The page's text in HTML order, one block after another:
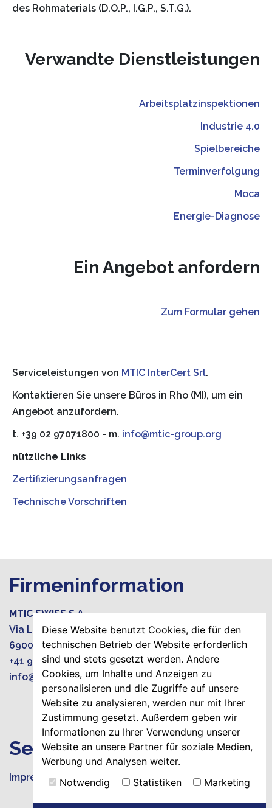
des Rohmaterials (D.O.P., I.G.P., S.T.G.).
Verwandte Dienstleistungen
Arbeitsplatzinspektionen
Industrie 4.0
Spielbereiche
Terminverfolgung
Moca
Energie-Diagnose
Ein Angebot anfordern
Zum Formular gehen
Serviceleistungen von MTIC InterCert Srl.
Kontaktieren Sie unsere Büros in Rho (MI), um ein
Angebot anzufordern.
t. +39 02 97071800 - m. info@mtic-group.org
nützliche Links
Zertifizierungsanfragen
Technische Vorschriften
Firmeninformation
MTIC SWISS S.A.
Via Luciano Zuccoli 19
6900 Lugano-Paradiso, Switzerland
+41 919220015
info@mtic-group.org
Seiten
Impressum
Diese Website benutzt Cookies, die für den
technischen Betrieb der Website erforderlich
sind und stets gesetzt werden. Andere
Cookies, um Inhalte und Anzeigen zu
personalisieren und die Zugriffe auf unsere
Website zu analysieren, werden nur mit Ihrer
Zustimmung gesetzt. Außerdem geben wir
Informationen zu Ihrer Verwendung unserer
Website an unsere Partner für soziale Medien,
Werbung und Analysen weiter.
Notwendig
Statistiken Marketing